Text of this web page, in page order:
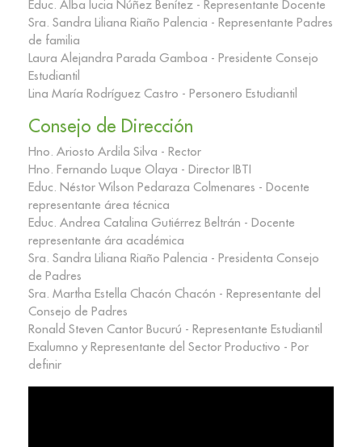
Educ. Alba lucia Núñez Benítez - Representante Docente
Sra. Sandra Liliana Riaño Palencia - Representante Padres
de familia
Laura Alejandra Parada Gamboa - Presidente Consejo
Estudiantil
Lina María Rodríguez Castro - Personero Estudiantil
Consejo de Dirección
Hno. Ariosto Ardila Silva - Rector
Hno. Fernando Luque Olaya - Director IBTI
Educ. Néstor Wilson Pedaraza Colmenares - Docente
representante área técnica
Educ. Andrea Catalina Gutiérrez Beltrán - Docente
representante ára académica
Sra. Sandra Liliana Riaño Palencia - Presidenta Consejo
de Padres
Sra. Martha Estella Chacón Chacón - Representante del
Consejo de Padres
Ronald Steven Cantor Bucurú - Representante Estudiantil
Exalumno y Representante del Sector Productivo - Por
definir